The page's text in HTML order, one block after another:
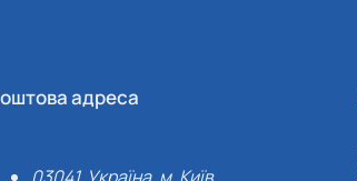
адреса